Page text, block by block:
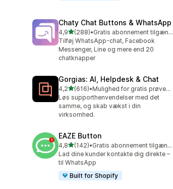
Chaty Chat Buttons & WhatsApp
4,9ud af 5 stjerner
(288)
288 anmeldelser i alt
•
Gratis abonnement tilgængeligt
Tilføj WhatsApp-chat, Facebook
Messenger, Line og mere end 20
chatknapper
Gorgias: AI, Helpdesk & Chat
4,2ud af 5 stjerner
(616)
616 anmeldelser i alt
•
Mulighed for gratis prøveperiode
Løs supporthenvendelser med det
samme, og skab vækst i din
virksomhed.
EAZE Button
4,8ud af 5 stjerner
(142)
142 anmeldelser i alt
•
Gratis abonnement tilgængeligt
Lad dine kunder kontakte dig direkte –
til WhatsApp
Built for Shopify